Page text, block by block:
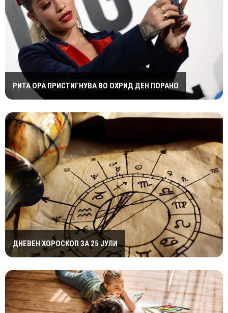
РИТА ОРА ПРИСТИГНУВА ВО ОХРИД ДЕН ПОРАНО
ДНЕВЕН ХОРОСКОП ЗА 25 ЈУЛИ